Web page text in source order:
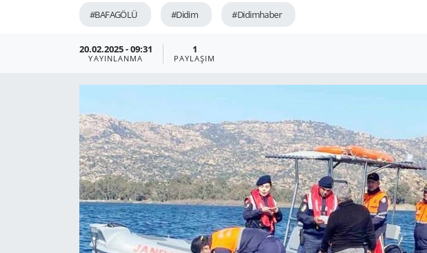
#BAFAGÖLÜ #Didim #Didimhaber
20.02.2025 - 09:31
YAYINLANMA
1
PAYLAŞIM
EKONOMİ
GÜNDEM
HABERDE İNSAN
KÜLTÜR SANAT
MAGAZİN
POLİTİKA
Son Dakika Haberleri
Haber Arşivi